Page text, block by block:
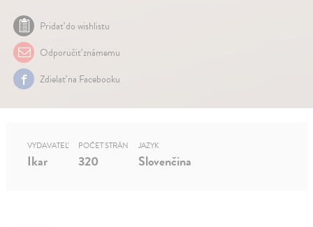
Pridať do wishlistu
Odporučiť známemu
Zdielať na Facebooku
VYDAVATEĽ
Ikar
POČET STRÁN
320
JAZYK
Slovenčina